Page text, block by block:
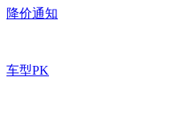
降价通知
车型PK